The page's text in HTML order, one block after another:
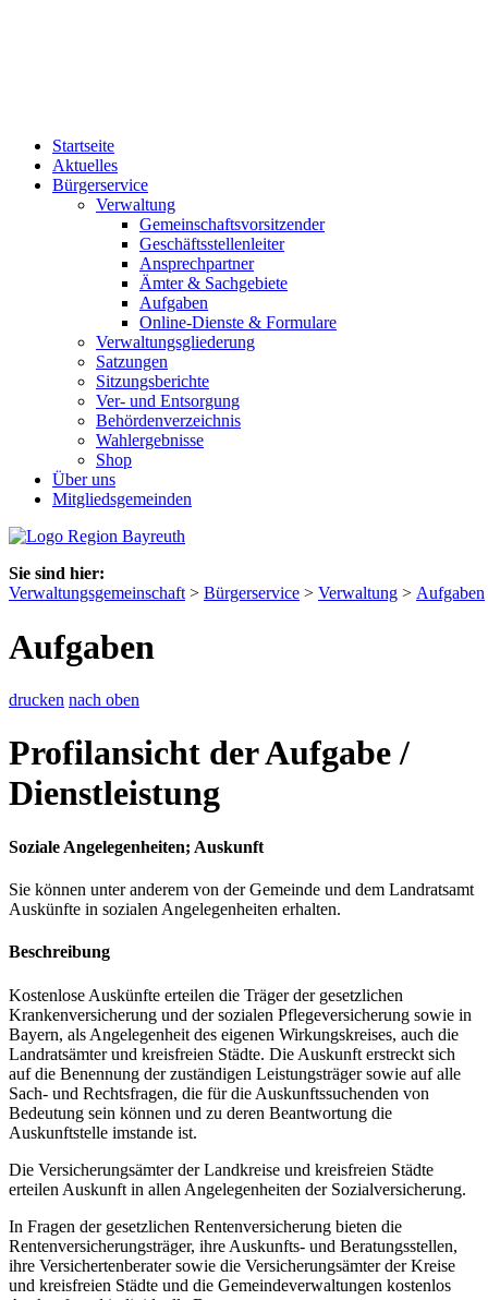
Startseite
Aktuelles
Bürgerservice
Verwaltung
Gemeinschaftsvorsitzender
Geschäftsstellenleiter
Ansprechpartner
Ämter & Sachgebiete
Aufgaben
Online-Dienste & Formulare
Verwaltungsgliederung
Satzungen
Sitzungsberichte
Ver- und Entsorgung
Behördenverzeichnis
Wahlergebnisse
Shop
Über uns
Mitgliedsgemeinden
Sie sind hier:
Verwaltungsgemeinschaft > Bürgerservice > Verwaltung > Aufgaben
Aufgaben
drucken nach oben
Profilansicht der Aufgabe /
Dienstleistung
Soziale Angelegenheiten; Auskunft
Sie können unter anderem von der Gemeinde und dem Landratsamt
Auskünfte in sozialen Angelegenheiten erhalten.
Beschreibung
Kostenlose Auskünfte erteilen die Träger der gesetzlichen
Krankenversicherung und der sozialen Pflegeversicherung sowie in
Bayern, als Angelegenheit des eigenen Wirkungskreises, auch die
Landratsämter und kreisfreien Städte. Die Auskunft erstreckt sich
auf die Benennung der zuständigen Leistungsträger sowie auf alle
Sach- und Rechtsfragen, die für die Auskunftssuchenden von
Bedeutung sein können und zu deren Beantwortung die
Auskunftstelle imstande ist.
Die Versicherungsämter der Landkreise und kreisfreien Städte
erteilen Auskunft in allen Angelegenheiten der Sozialversicherung.
In Fragen der gesetzlichen Rentenversicherung bieten die
Rentenversicherungsträger, ihre Auskunfts- und Beratungsstellen,
ihre Versichertenberater sowie die Versicherungsämter der Kreise
und kreisfreien Städte und die Gemeindeverwaltungen kostenlos